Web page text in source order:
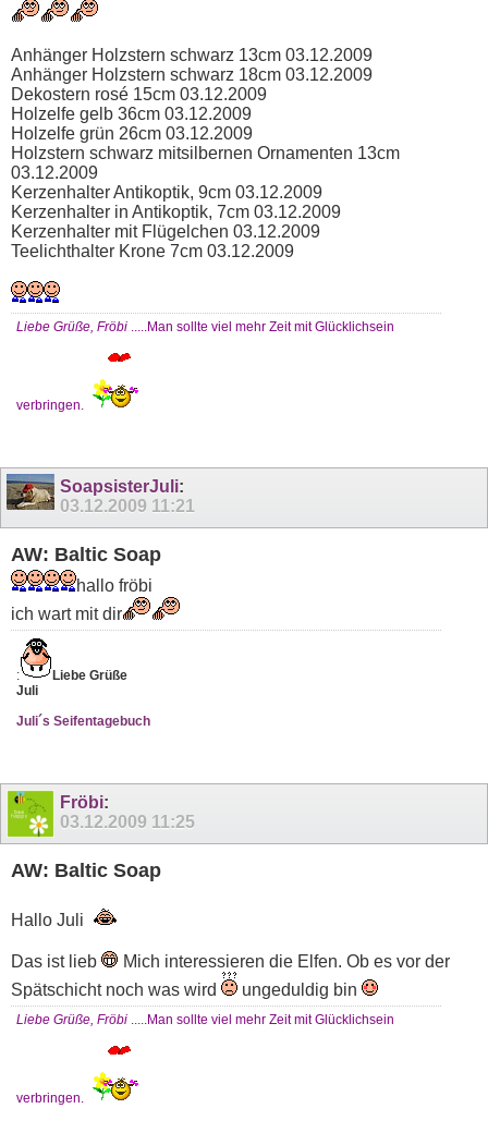
Anhänger Holzstern schwarz 13cm 03.12.2009
Anhänger Holzstern schwarz 18cm 03.12.2009
Dekostern rosé 15cm 03.12.2009
Holzelfe gelb 36cm 03.12.2009
Holzelfe grün 26cm 03.12.2009
Holzstern schwarz mitsilbernen Ornamenten 13cm
03.12.2009
Kerzenhalter Antikoptik, 9cm 03.12.2009
Kerzenhalter in Antikoptik, 7cm 03.12.2009
Kerzenhalter mit Flügelchen 03.12.2009
Teelichthalter Krone 7cm 03.12.2009
Liebe Grüße, Fröbi .....Man sollte viel mehr Zeit mit Glücklichsein
verbringen.
SoapsisterJuli:
03.12.2009 11:21
AW: Baltic Soap
hallo fröbi
ich wart mit dir
:
Liebe Grüße
Juli
Juli´s Seifentagebuch
Fröbi:
03.12.2009 11:25
AW: Baltic Soap
Hallo Juli
Das ist lieb
Mich interessieren die Elfen. Ob es vor der
Spätschicht noch was wird
ungeduldig bin
Liebe Grüße, Fröbi .....Man sollte viel mehr Zeit mit Glücklichsein
verbringen.